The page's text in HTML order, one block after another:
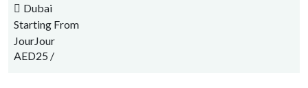
Dubai
Starting From
JourJour
AED25 /